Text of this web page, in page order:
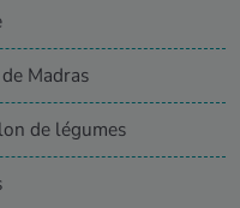
Madras
de légumes